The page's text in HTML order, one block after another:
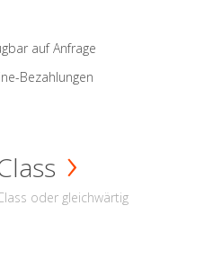
auf Anfrage
Bezahlungen
oder gleichwärtig